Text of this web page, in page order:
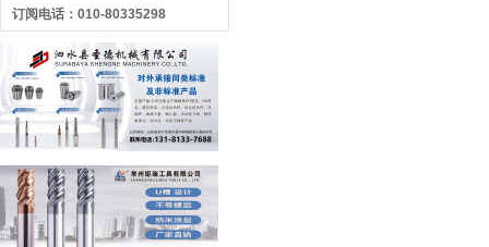
订阅电话：010-80335298